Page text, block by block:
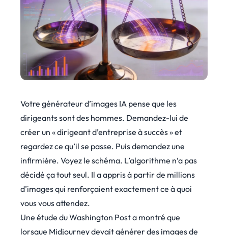
Votre générateur d’images IA pense que les
dirigeants sont des hommes. Demandez-lui de
créer un « dirigeant d’entreprise à succès » et
regardez ce qu’il se passe. Puis demandez une
infirmière. Voyez le schéma. L’algorithme n’a pas
décidé ça tout seul. Il a appris à partir de millions
d’images qui renforçaient exactement ce à quoi
vous vous attendez.
Une étude du Washington Post a montré que
lorsque Midjourney devait générer des images de